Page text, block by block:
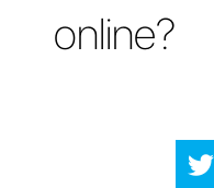
online?